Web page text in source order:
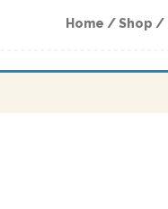
Home /Shop /